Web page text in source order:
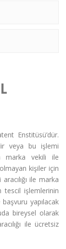
Enstitüsü’dür.
veya bu işlemi
marka vekili ile
kişiler için
ile marka
tescil işlemlerinin
yapılacak
bireysel olarak
ile ücretsiz